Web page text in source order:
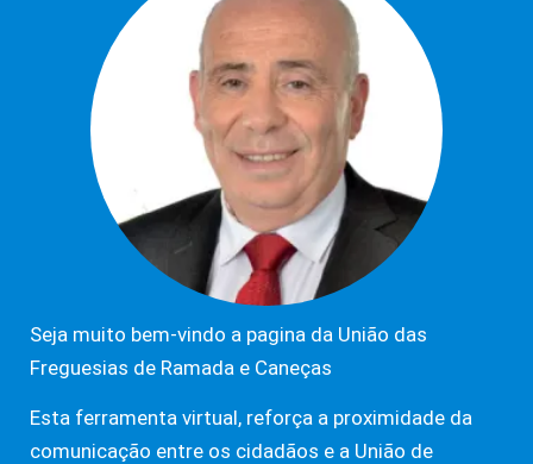
Seja muito bem-vindo a pagina da União das
Freguesias de Ramada e Caneças
Esta ferramenta virtual, reforça a proximidade da
comunicação entre os cidadãos e a União de